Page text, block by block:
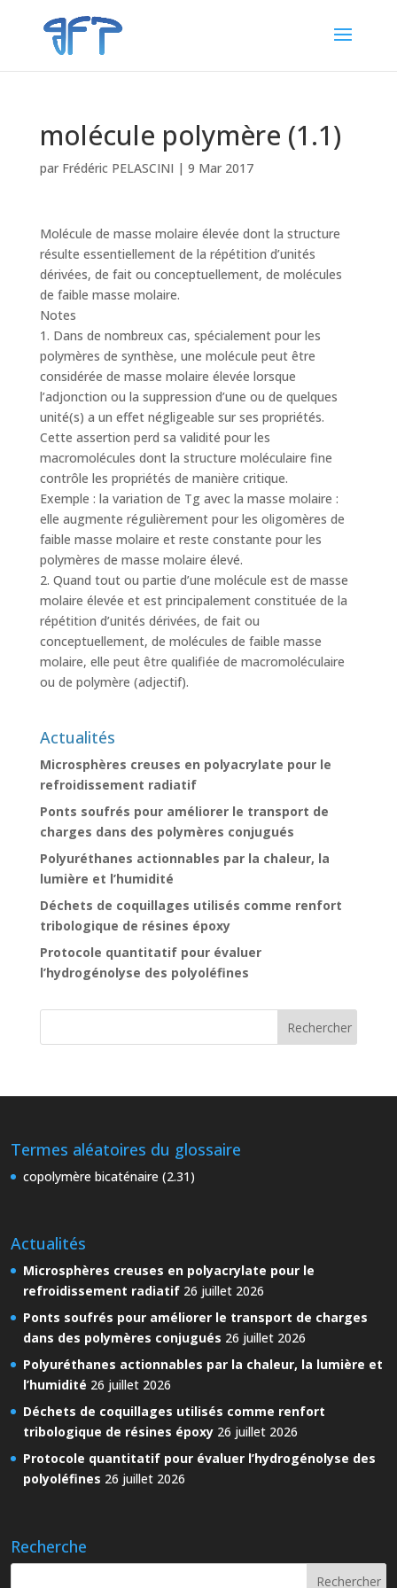
molécule polymère (1.1)
par Frédéric PELASCINI | 9 Mar 2017
Molécule de masse molaire élevée dont la structure
résulte essentiellement de la répétition d’unités
dérivées, de fait ou conceptuellement, de molécules
de faible masse molaire.
Notes
1. Dans de nombreux cas, spécialement pour les
polymères de synthèse, une molécule peut être
considérée de masse molaire élevée lorsque
l’adjonction ou la suppression d’une ou de quelques
unité(s) a un effet négligeable sur ses propriétés.
Cette assertion perd sa validité pour les
macromolécules dont la structure moléculaire fine
contrôle les propriétés de manière critique.
Exemple : la variation de Tg avec la masse molaire :
elle augmente régulièrement pour les oligomères de
faible masse molaire et reste constante pour les
polymères de masse molaire élevé.
2. Quand tout ou partie d’une molécule est de masse
molaire élevée et est principalement constituée de la
répétition d’unités dérivées, de fait ou
conceptuellement, de molécules de faible masse
molaire, elle peut être qualifiée de macromoléculaire
ou de polymère (adjectif).
Actualités
Microsphères creuses en polyacrylate pour le
refroidissement radiatif
Ponts soufrés pour améliorer le transport de
charges dans des polymères conjugués
Polyuréthanes actionnables par la chaleur, la
lumière et l’humidité
Déchets de coquillages utilisés comme renfort
tribologique de résines époxy
Protocole quantitatif pour évaluer
l’hydrogénolyse des polyoléfines
Termes aléatoires du glossaire
copolymère bicaténaire (2.31)
Actualités
Microsphères creuses en polyacrylate pour le
refroidissement radiatif 26 juillet 2026
Ponts soufrés pour améliorer le transport de charges
dans des polymères conjugués 26 juillet 2026
Polyuréthanes actionnables par la chaleur, la lumière et
l’humidité 26 juillet 2026
Déchets de coquillages utilisés comme renfort
tribologique de résines époxy 26 juillet 2026
Protocole quantitatif pour évaluer l’hydrogénolyse des
polyoléfines 26 juillet 2026
Recherche